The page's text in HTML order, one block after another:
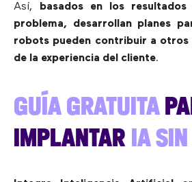
Así,
basados en los
problema, desarrollan planes
robots pueden contribuir a otros
de la experiencia del cliente.
GUÍA GRATUITA
IMPLANTAR IA